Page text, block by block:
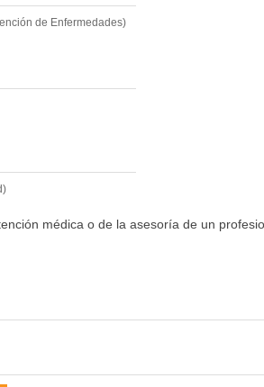
de Enfermedades)
médica o de la asesoría de un